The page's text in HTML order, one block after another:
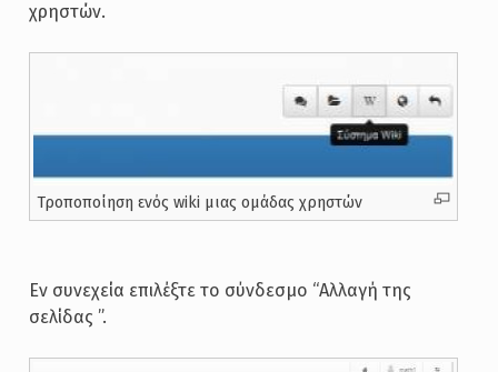
χρηστών.
Τροποποίηση ενός wiki μιας ομάδας χρηστών
Εν συνεχεία επιλέξτε το σύνδεσμο “Αλλαγή της
σελίδας ”.